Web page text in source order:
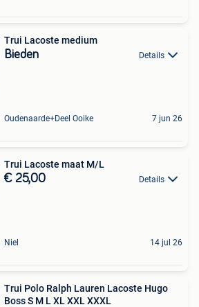
Trui Lacoste medium
Bieden Details
Oudenaarde+Deel Ooike 7 jun 26
Trui Lacoste maat M/L
€ 25,00 Details
Niel 14 jul 26
Trui Polo Ralph Lauren Lacoste Hugo
Boss S M L XL XXL XXXL